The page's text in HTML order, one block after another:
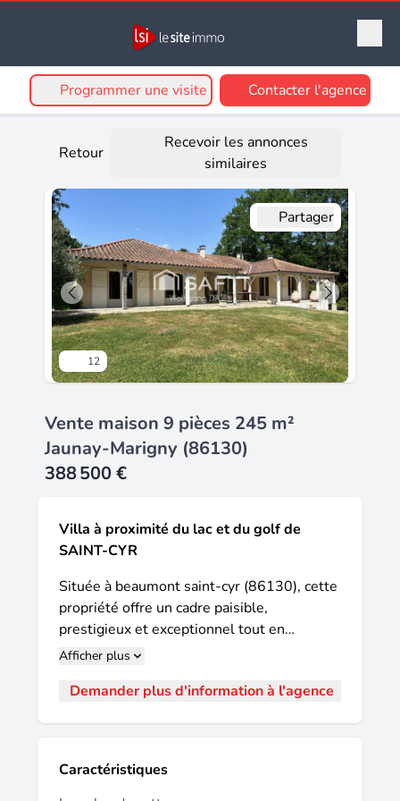
Programmer une visite Contacter l'agence
Retour
Recevoir les annonces
similaires
12
Partager
Vente maison 9 pièces 245 m²
Jaunay-Marigny (86130)
388 500 €
Villa à proximité du lac et du golf de
SAINT-CYR
Située à beaumont saint-cyr (86130), cette
propriété offre un cadre paisible,
prestigieux et exceptionnel tout en
bénéficiant d'une proximité avec le lac et le
environnement calme et boisé, elle est
de la gare tgv du futuroscope, procurant
ainsi un équilibre entre sérénité et praticité.
Afficher plus
Demander plus d'information à l'agence
Caractéristiques